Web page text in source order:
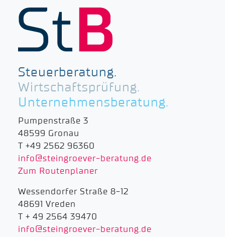
Steuerberatung.
Wirtschaftsprüfung.
Unternehmensberatung.
Pumpenstraße 3
48599 Gronau
T +49 2562 96360
info@steingroever-beratung.de
Zum Routenplaner
Wessendorfer Straße 8-12
48691 Vreden
T + 49 2564 39470
info@steingroever-beratung.de